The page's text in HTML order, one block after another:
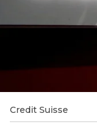
Credit Suisse